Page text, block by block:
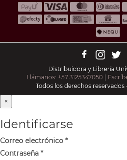
Distribuidora y Librería
Llámanos: +57 3125347050 |
Todos los derechos
×
Identificarse
Correo electrónico *
Contraseña *